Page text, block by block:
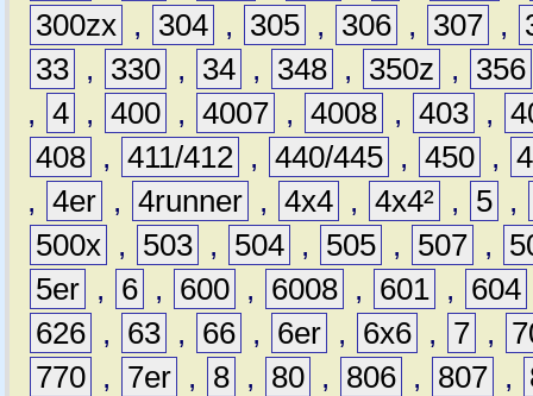
300zx , 304 , 305 , 306 , 307 ,
33 , 330 , 34 , 348 , 350z ,
356
, 4 , 400 , 4007 , 4008 , 403 ,
408 , 411/412 , 440/445 , 450 ,
, 4er , 4runner , 4x4 , 4x4² , 5 ,
500x , 503 , 504 , 505 , 507 ,
5er , 6 , 600 , 6008 , 601 , 604
626 , 63 , 66 , 6er , 6x6 , 7 ,
770 , 7er , 8 , 80 , 806 , 807 ,